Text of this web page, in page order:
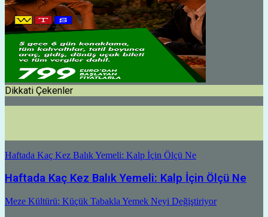
Dikkati Çekenler
Haftada Kaç Kez Balık Yemeli: Kalp İçin Ölçü Ne
Haftada Kaç Kez Balık Yemeli: Kalp İçin Ölçü Ne
Meze Kültürü: Küçük Tabakla Yemek Neyi Değiştiriyor